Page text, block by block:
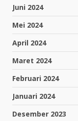
Juni 2024
Mei 2024
April 2024
Maret 2024
Februari 2024
Januari 2024
Desember 2023